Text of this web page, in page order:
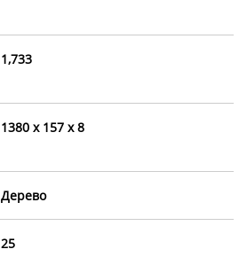
1,733
1380 х 157 х 8
Дерево
25